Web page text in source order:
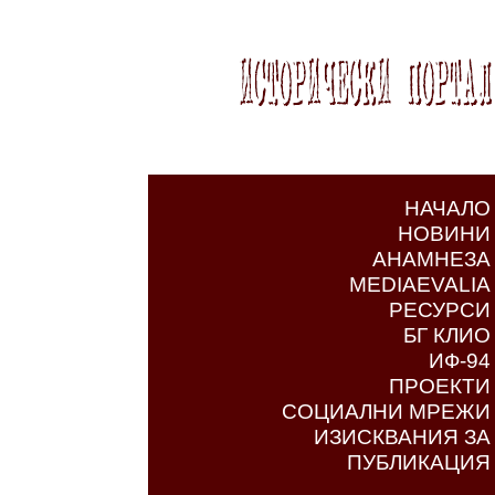
НАЧАЛО
НОВИНИ
АНАМНЕЗА
MEDIAEVALIA
РЕСУРСИ
БГ КЛИО
ИФ-94
ПРОЕКТИ
СОЦИАЛНИ МРЕЖИ
ИЗИСКВАНИЯ ЗА
ПУБЛИКАЦИЯ